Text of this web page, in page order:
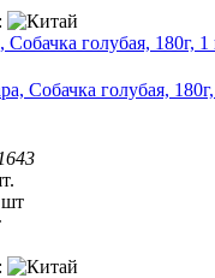
:
Собачка голубая, 180г, 1
шт
: